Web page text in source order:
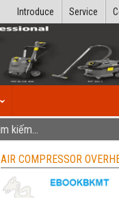
Service
Introduce
AIR COMPRESSOR